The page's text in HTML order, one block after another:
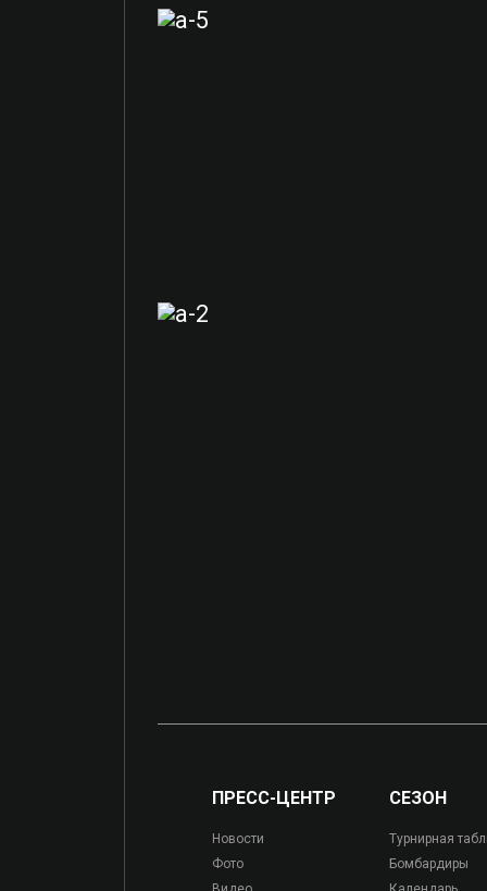
ПРЕСС-ЦЕНТР
Новости
Фото
СЕЗОН
Турнирная
Бомбардиры